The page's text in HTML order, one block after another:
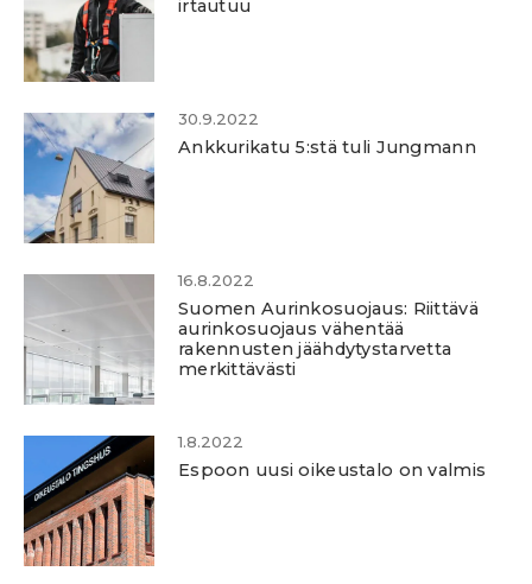
irtautuu
30.9.2022
Ankkurikatu 5:stä tuli Jungmann
16.8.2022
Suomen Aurinkosuojaus: Riittävä
aurinkosuojaus vähentää
rakennusten jäähdytystarvetta
merkittävästi
1.8.2022
Espoon uusi oikeustalo on valmis